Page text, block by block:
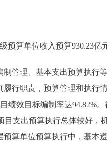
预算单位收入预算930.23
管理、基本支出预算执行
行职责，预算管理和执行
绩效目标编制率达94.82%
目支出预算执行总体较好
预算单位预算执行中，基本